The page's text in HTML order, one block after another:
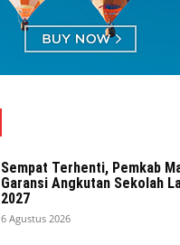
Sempat Terhenti, Pemkab
Garansi Angkutan Sekolah
2027
6 Agustus 2026